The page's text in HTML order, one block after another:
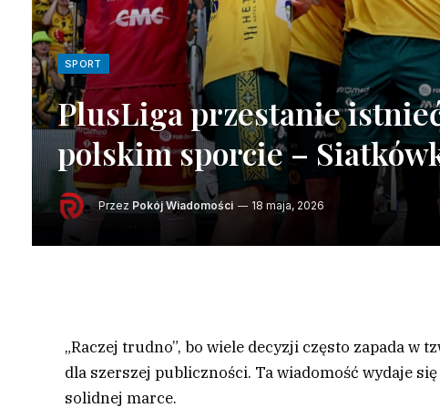
SPORT
PlusLiga przestanie
polskim sporcie –
Przez Pokój Wiadomości 18 maja, 2026
„Raczej trudno”, bo wiele decyzji często zapada w
dla szerszej publiczności. Ta wiadomość wydaje
solidnej marce.